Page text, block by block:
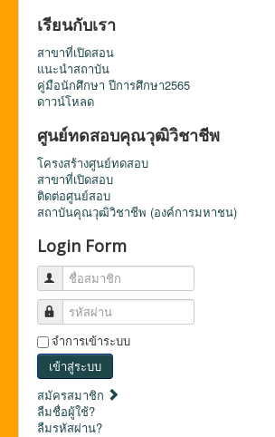
เรียนกับเรา
สาขาที่เปิดสอน
แนะนำสถาบัน
คู่มือนักศึกษา ปีการศึกษา2565
ดาวน์โหลด
ศูนย์ทดสอบคุณวุฒิวิชาชีพ
โครงสร้างศูนย์ทดสอบ
สาขาที่เปิดสอบ
ติดต่อศูนย์สอบ
สถาบันคุณวุฒิวิชาชีพ (องค์การมหาชน)
Login Form
ชื่อสมาชิก
รหัสผ่าน
จำการเข้าระบบ
เข้าสู่ระบบ
สมัครสมาชิก
ลืมชื่อผู้ใช้?
ลืมรหัสผ่าน?